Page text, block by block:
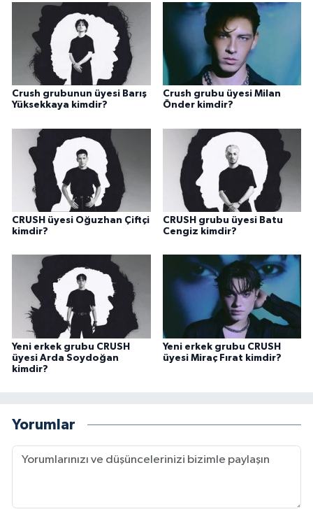
Crush grubunun üyesi Barış
Yüksekkaya kimdir?
Crush grubu üyesi Milan
Önder kimdir?
CRUSH üyesi Oğuzhan Çiftçi
kimdir?
CRUSH grubu üyesi Batu
Cengiz kimdir?
Yeni erkek grubu CRUSH
üyesi Arda Soydoğan
kimdir?
Yeni erkek grubu CRUSH
üyesi Miraç Fırat kimdir?
Yorumlar